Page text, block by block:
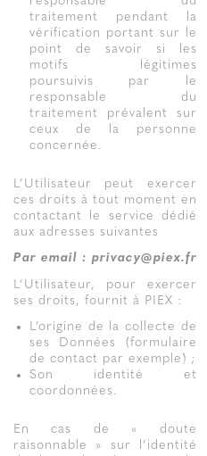
traitement pendant la
vérification portant sur le
point de savoir si les
motifs légitimes
poursuivis par le
responsable du
traitement prévalent sur
ceux de la personne
concernée.
L’Utilisateur peut exercer
ces droits à tout moment en
contactant le service dédié
aux adresses suivantes
Par email : privacy@piex.fr
L’Utilisateur, pour exercer
ses droits, fournit à PIEX :
L’origine de la collecte de
ses Données (formulaire
de contact par exemple) ;
Son identité et
coordonnées.
En cas de « doute
raisonnable » sur l’identité